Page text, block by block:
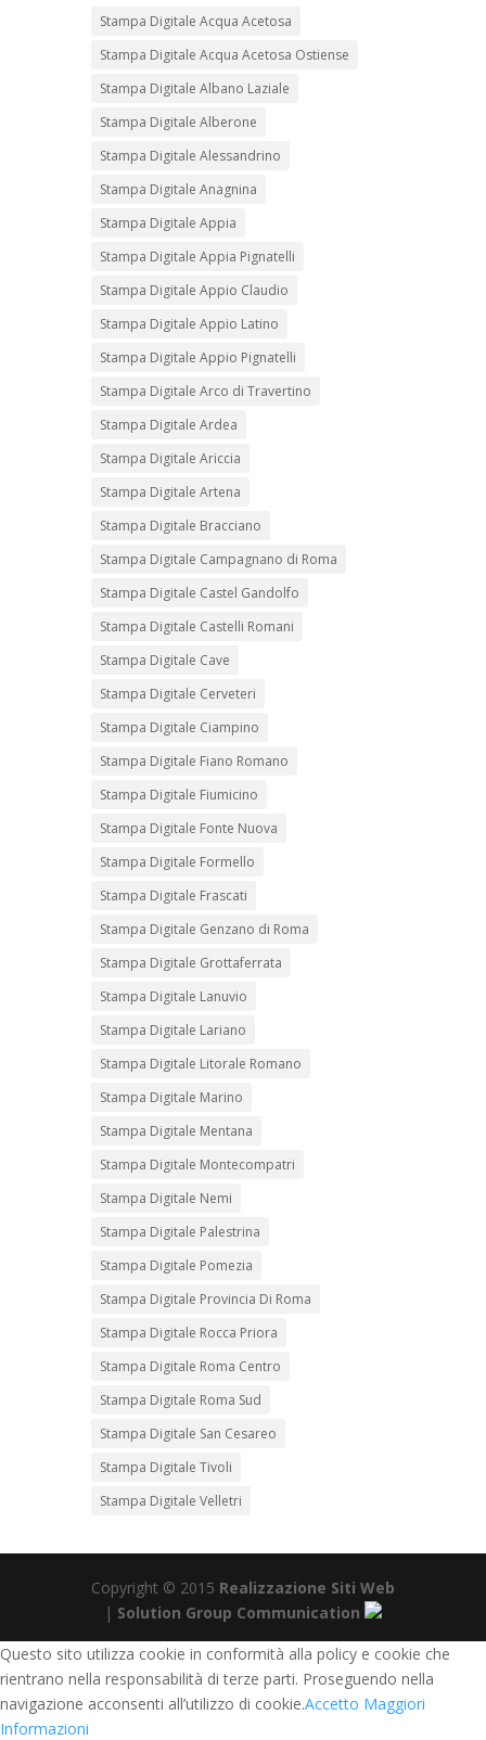
Stampa Digitale Acqua Acetosa
Stampa Digitale Acqua Acetosa Ostiense
Stampa Digitale Albano Laziale
Stampa Digitale Alberone
Stampa Digitale Alessandrino
Stampa Digitale Anagnina
Stampa Digitale Appia
Stampa Digitale Appia Pignatelli
Stampa Digitale Appio Claudio
Stampa Digitale Appio Latino
Stampa Digitale Appio Pignatelli
Stampa Digitale Arco di Travertino
Stampa Digitale Ardea
Stampa Digitale Ariccia
Stampa Digitale Artena
Stampa Digitale Bracciano
Stampa Digitale Campagnano di Roma
Stampa Digitale Castel Gandolfo
Stampa Digitale Castelli Romani
Stampa Digitale Cave
Stampa Digitale Cerveteri
Stampa Digitale Ciampino
Stampa Digitale Fiano Romano
Stampa Digitale Fiumicino
Stampa Digitale Fonte Nuova
Stampa Digitale Formello
Stampa Digitale Frascati
Stampa Digitale Genzano di Roma
Stampa Digitale Grottaferrata
Stampa Digitale Lanuvio
Stampa Digitale Lariano
Stampa Digitale Litorale Romano
Stampa Digitale Marino
Stampa Digitale Mentana
Stampa Digitale Montecompatri
Stampa Digitale Nemi
Stampa Digitale Palestrina
Stampa Digitale Pomezia
Stampa Digitale Provincia Di Roma
Stampa Digitale Rocca Priora
Stampa Digitale Roma Centro
Stampa Digitale Roma Sud
Stampa Digitale San Cesareo
Stampa Digitale Tivoli
Stampa Digitale Velletri
Copyright © 2015 Realizzazione Siti Web
| Solution Group Communication
Questo sito utilizza cookie in conformità alla policy e cookie che
rientrano nella responsabilità di terze parti. Proseguendo nella
navigazione acconsenti all’utilizzo di cookie.Accetto Maggiori
Informazioni